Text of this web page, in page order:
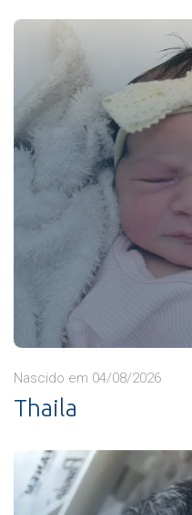
Nascido em 04/08/2026
Thaila